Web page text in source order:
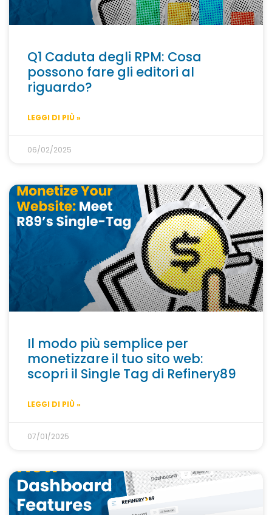
Q1 Caduta degli RPM: Cosa
possono fare gli editori al
riguardo?
LEGGI DI PIÙ »
06/02/2025
Il modo più semplice per
monetizzare il tuo sito web:
scopri il Single Tag di Refinery89
LEGGI DI PIÙ »
07/01/2025